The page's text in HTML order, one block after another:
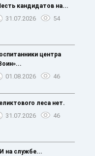
кандидатов на...
31.07.2026 54
центра
01.08.2026 46
леса нет.
31.07.2026 46
на службе...